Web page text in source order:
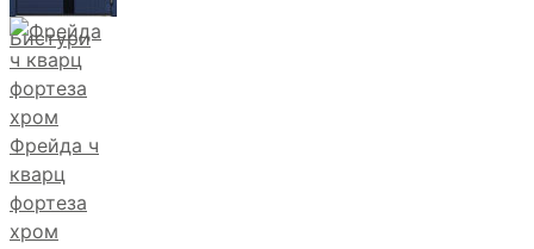
Бистури
Фрейда ч
кварц
фортеза
хром